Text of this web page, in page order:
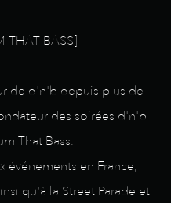
THAT BASS]
de d'n'b depuis plus de
des soirées d'n'b
That Bass.
événements en France,
qu'à la Street Parade et